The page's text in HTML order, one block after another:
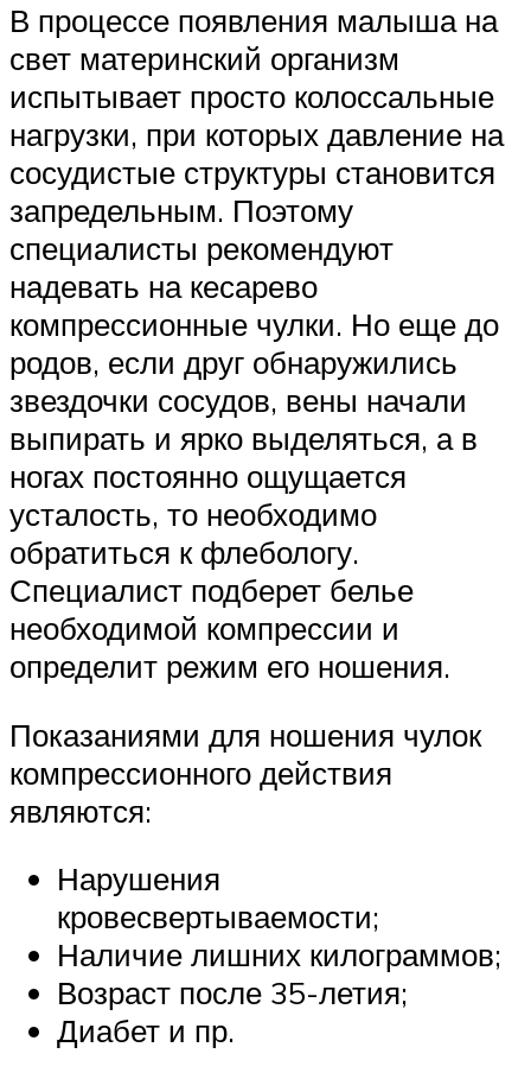
В процессе появления малыша на
свет материнский организм
испытывает просто колоссальные
нагрузки, при которых давление на
сосудистые структуры становится
запредельным. Поэтому
специалисты рекомендуют
надевать на кесарево
компрессионные чулки. Но еще до
родов, если друг обнаружились
звездочки сосудов, вены начали
выпирать и ярко выделяться, а в
ногах постоянно ощущается
усталость, то необходимо
обратиться к флебологу.
Специалист подберет белье
необходимой компрессии и
определит режим его ношения.
Показаниями для ношения чулок
компрессионного действия
являются:
Нарушения
кровесвертываемости;
Наличие лишних килограммов;
Возраст после 35-летия;
Диабет и пр.